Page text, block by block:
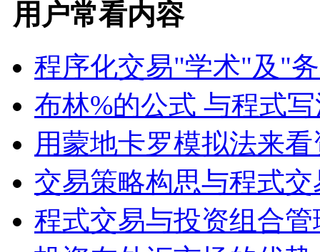
用户常看内容
程序化交易"学术"及"
布林%的公式 与程式
用蒙地卡罗模拟法来
交易策略构思与程式
程式交易与投资组合